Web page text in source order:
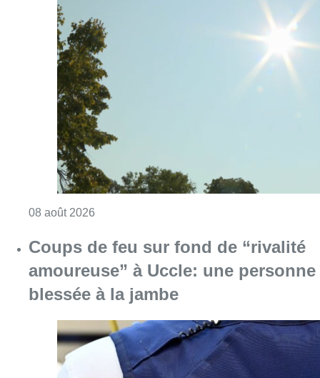
08 août 2026
Coups de feu sur fond de “rivalité
amoureuse” à Uccle: une personne
blessée à la jambe